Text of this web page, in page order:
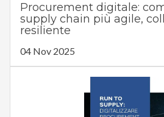
Procurement digitale:
supply chain più agile,
resiliente
04 Nov 2025